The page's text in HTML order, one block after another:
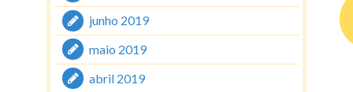
junho 2019
maio 2019
abril 2019